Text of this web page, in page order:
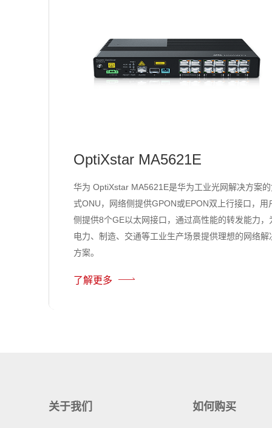
OptiXstar MA5621E
华为 OptiXstar MA5621E是华为工业光网解决方案
式ONU，网络侧提供GPON或EPON双上行接口，用
侧提供8个GE以太网接口，通过高性能的转发能力，
电力、制造、交通等工业生产场景提供理想的网络解
方案。
了解更多
关于我们 如何购买